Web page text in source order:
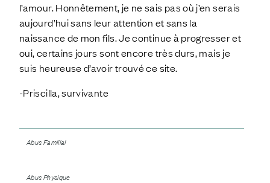
l’amour. Honnêtement, je ne sais pas où j’en serais
aujourd’hui sans leur attention et sans la
naissance de mon fils. Je continue à progresser et
oui, certains jours sont encore très durs, mais je
suis heureuse d’avoir trouvé ce site.
-Priscilla, survivante
Abus Familial
Abus Physique